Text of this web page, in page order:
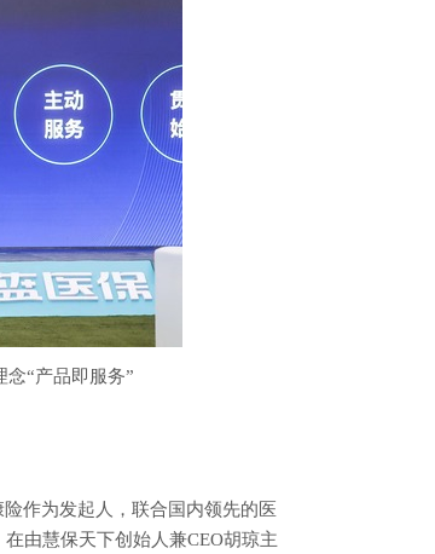
念“产品即服务”
作为发起人，联合国内领先的医
由慧保天下创始人兼CEO胡琼主